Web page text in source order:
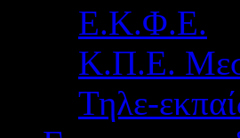
Ε.Κ.Φ.Ε.
Κ.Π.Ε.
Τηλε-